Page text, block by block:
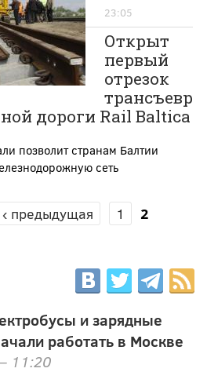
23:05
Открыт
первый
отрезок
трансъевр
дороги Rail Baltica
позволит странам Балтии
сеть
‹ предыдущая 1 2
и зарядные
работать в Москве
11:20